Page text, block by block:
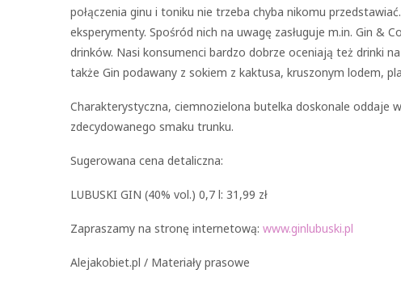
połączenia ginu i toniku nie trzeba chyba nikomu
eksperymenty. Spośród nich na uwagę zasługuje m.in. Gin &
drinków. Nasi konsumenci bardzo dobrze oceniają też drinki
także Gin podawany z sokiem z kaktusa, kruszonym lodem,
Charakterystyczna, ciemnozielona butelka doskonale oddaje
zdecydowanego smaku trunku.
Sugerowana cena detaliczna:
LUBUSKI GIN (40% vol.) 0,7 l: 31,99 zł
Zapraszamy na stronę internetową: www.ginlubuski.pl
Alejakobiet.pl / Materiały prasowe